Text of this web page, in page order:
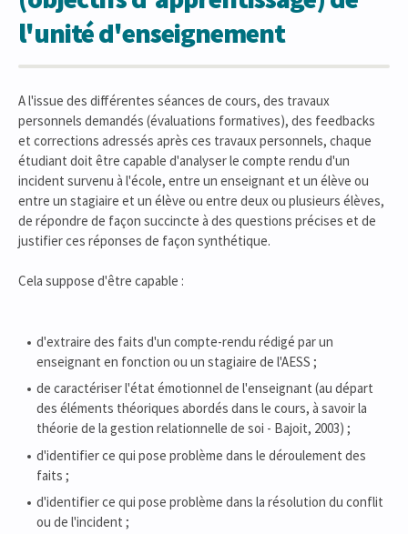
l'unité d'enseignement
A l'issue des différentes séances de cours, des travaux
personnels demandés (évaluations formatives), des feedbacks
et corrections adressés après ces travaux personnels, chaque
étudiant doit être capable d'analyser le compte rendu d'un
incident survenu à l'école, entre un enseignant et un élève ou
entre un stagiaire et un élève ou entre deux ou plusieurs élèves,
de répondre de façon succincte à des questions précises et de
justifier ces réponses de façon synthétique.
Cela suppose d'être capable :
d'extraire des faits d'un compte-rendu rédigé par un
enseignant en fonction ou un stagiaire de l'AESS ;
de caractériser l'état émotionnel de l'enseignant (au départ
des éléments théoriques abordés dans le cours, à savoir la
théorie de la gestion relationnelle de soi - Bajoit, 2003) ;
d'identifier ce qui pose problème dans le déroulement des
faits ;
d'identifier ce qui pose problème dans la résolution du conflit
ou de l'incident ;